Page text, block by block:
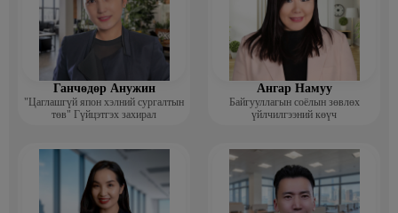
Ганчөдөр Анужин
"Цаглашгүй япон хэлний сургалтын
төв" Гүйцэтгэх захирал
Ангар Намуу
Байгууллагын соёлын зөвлөх
үйлчилгээний көүч